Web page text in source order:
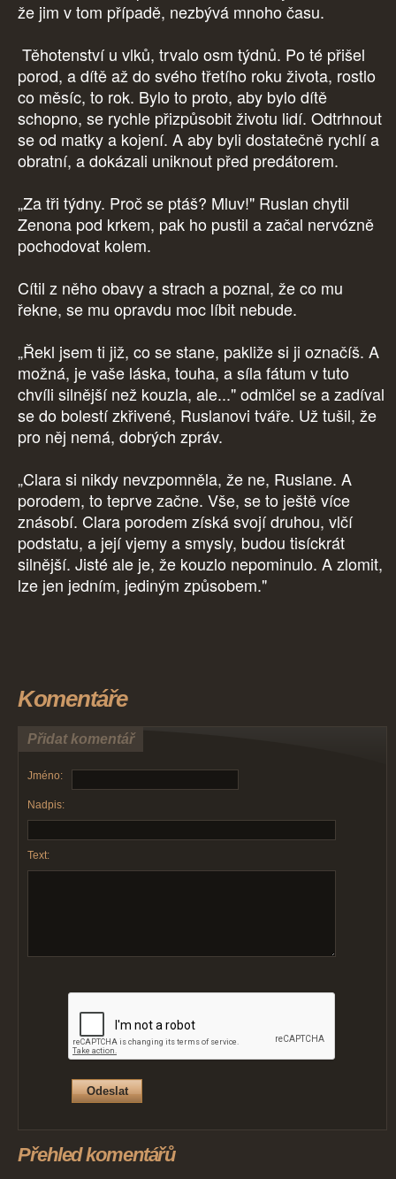
že jim v tom případě, nezbývá mnoho času.
Těhotenství u vlků, trvalo osm týdnů. Po té přišel
porod, a dítě až do svého třetího roku života, rostlo
co měsíc, to rok. Bylo to proto, aby bylo dítě
schopno, se rychle přizpůsobit životu lidí. Odtrhnout
se od matky a kojení. A aby byli dostatečně rychlí a
obratní, a dokázali uniknout před predátorem.
„Za tři týdny. Proč se ptáš? Mluv!" Ruslan chytil
Zenona pod krkem, pak ho pustil a začal nervózně
pochodovat kolem.
Cítil z něho obavy a strach a poznal, že co mu
řekne, se mu opravdu moc líbit nebude.
„Řekl jsem ti již, co se stane, pakliže si ji označíš. A
možná, je vaše láska, touha, a síla fátum v tuto
chvíli silnější než kouzla, ale..." odmlčel se a zadíval
se do bolestí zkřivené, Ruslanovi tváře. Už tušil, že
pro něj nemá, dobrých zpráv.
„Clara si nikdy nevzpomněla, že ne, Ruslane. A
porodem, to teprve začne. Vše, se to ještě více
znásobí. Clara porodem získá svojí druhou, vlčí
podstatu, a její vjemy a smysly, budou tisíckrát
silnější. Jisté ale je, že kouzlo nepominulo. A zlomit,
lze jen jedním, jediným způsobem."
Komentáře
Přidat komentář
Jméno:
Nadpis:
Text:
Přehled komentářů